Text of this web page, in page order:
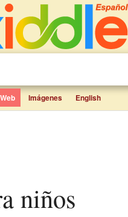
Web Imágenes English
niños